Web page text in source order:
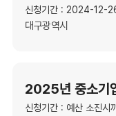
신청기간 : 2024-12-
대구광역시
2025년 중소기
신청기간 : 예산 소진시